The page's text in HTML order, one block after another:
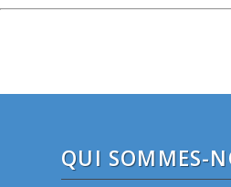
QUI SOMMES-